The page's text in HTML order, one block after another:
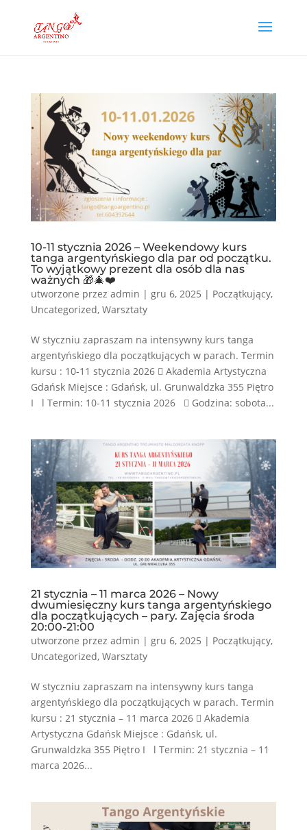
10-11 stycznia 2026 – Weekendowy kurs
tanga argentyńskiego dla par od początku.
To wyjątkowy prezent dla osób dla nas
ważnych 🎁🎄❤️
utworzone przez admin | gru 6, 2025 | Początkujący,
Uncategorized, Warsztaty
W styczniu zapraszam na intensywny kurs tanga
argentyńskiego dla początkujących w parach. Termin
kursu : 10-11 stycznia 2026  Akademia Artystyczna
Gdańsk Miejsce : Gdańsk, ul. Grunwaldzka 355 Piętro
I l Termin: 10-11 stycznia 2026  Godzina: sobota...
21 stycznia – 11 marca 2026 – Nowy
dwumiesięczny kurs tanga argentyńskiego
dla początkujących – pary. Zajęcia środa
20:00-21:00
utworzone przez admin | gru 6, 2025 | Początkujący,
Uncategorized, Warsztaty
W styczniu zapraszam na intensywny kurs tanga
argentyńskiego dla początkujących w parach. Termin
kursu : 21 stycznia – 11 marca 2026  Akademia
Artystyczna Gdańsk Miejsce : Gdańsk, ul.
Grunwaldzka 355 Piętro I l Termin: 21 stycznia – 11
marca 2026...